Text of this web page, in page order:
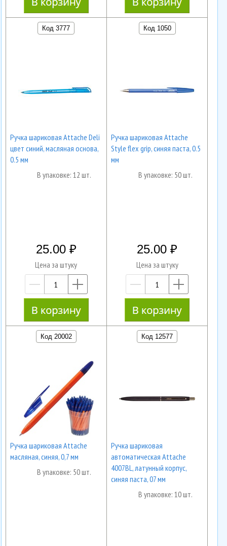
Код 3777
Ручка шариковая Attache Deli
цвет синий, масляная основа,
0.5 мм
В упаковке: 12 шт.
25.00
Цена за штуку
—
Код 1050
Ручка шариковая Attache
Style flex grip, синяя паста, 0.5
мм
В упаковке: 50 шт.
25.00
Цена за штуку
—
Код 20002
Ручка шариковая Attache
масляная, синяя, 0,7 мм
В упаковке: 50 шт.
Код 12577
Ручка шариковая
автоматическая Attache
4007BL, латунный корпус,
синяя паста, 07 мм
В упаковке: 10 шт.